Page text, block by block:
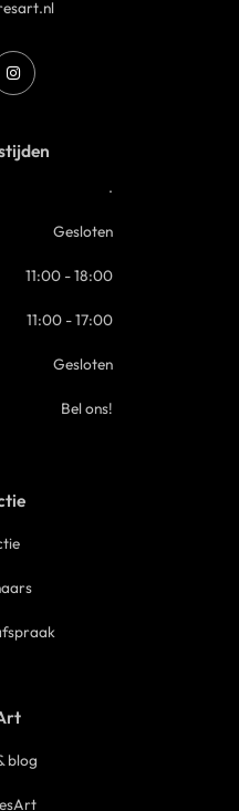
.
Gesloten
11:00 - 18:00
11:00 - 17:00
Gesloten
Bel ons!
blog